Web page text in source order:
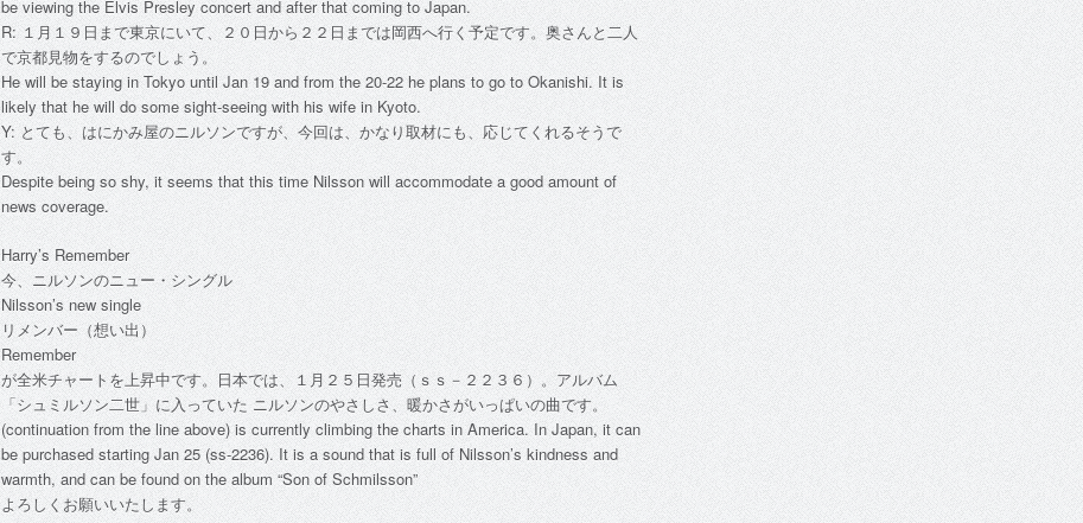
be viewing the Elvis Presley concert and after that coming to Japan.
R: １月１９日まで東京にいて、２０日から２２日までは岡西へ行く予定です。奥さんと二人
で京都見物をするのでしょう。
He will be staying in Tokyo until Jan 19 and from the 20-22 he plans to go to Okanishi. It is
likely that he will do some sight-seeing with his wife in Kyoto.
Y: とても、はにかみ屋のニルソンですが、今回は、かなり取材にも、応じてくれるそうで
す。
Despite being so shy, it seems that this time Nilsson will accommodate a good amount of
news coverage.
Harry’s Remember
今、ニルソンのニュー・シングル
Nilsson’s new single
リメンバー（想い出）
Remember
が全米チャートを上昇中です。日本では、１月２５日発売（ｓｓ－２２３６）。アルバム
「シュミルソン二世」に入っていた ニルソンのやさしさ、暖かさがいっぱいの曲です。
(continuation from the line above) is currently climbing the charts in America. In Japan, it can
be purchased starting Jan 25 (ss-2236). It is a sound that is full of Nilsson’s kindness and
warmth, and can be found on the album “Son of Schmilsson”
よろしくお願いいたします。